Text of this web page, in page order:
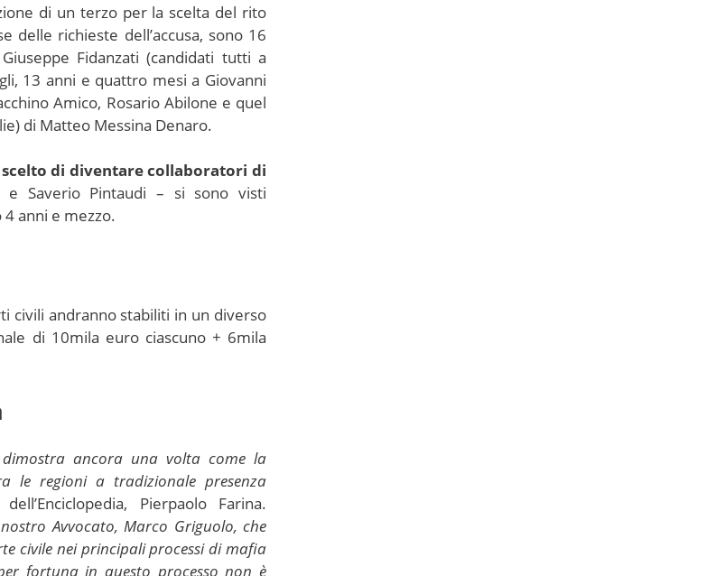
di un terzo per la scelta del rito
delle richieste dell’accusa, sono 16
Fidanzati (candidati tutti a
13 anni e quattro mesi a Giovanni
Amico, Rosario Abilone e quel
di Matteo Messina Denaro.
di diventare collaboratori di
e Saverio Pintaudi – si sono visti
anni e mezzo.
civili andranno stabiliti in un diverso
di 10mila euro ciascuno + 6mila
dimostra ancora una volta come la
le regioni a tradizionale presenza
Pierpaolo Farina.
Avvocato, Marco Griguolo, che
civile nei principali processi di mafia
fortuna in questo processo non è